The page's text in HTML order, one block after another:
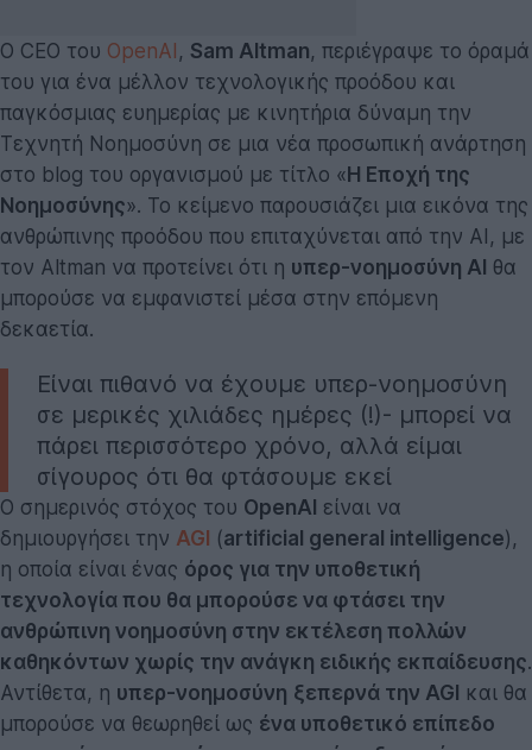
Ο CEO του OpenAI , Sam Altman, περιέγραψε το όραμά
του για ένα μέλλον τεχνολογικής προόδου και
παγκόσμιας ευημερίας με κινητήρια δύναμη την
Τεχνητή Νοημοσύνη σε μια νέα προσωπική ανάρτηση
στο blog του οργανισμού με τίτλο «Η Εποχή της
Νοημοσύνης». Το κείμενο παρουσιάζει μια εικόνα της
ανθρώπινης προόδου που επιταχύνεται από την AI, με
τον Altman να προτείνει ότι η υπερ-νοημοσύνη AI θα
μπορούσε να εμφανιστεί μέσα στην επόμενη
δεκαετία.
Είναι πιθανό να έχουμε υπερ-νοημοσύνη
σε μερικές χιλιάδες ημέρες (!)- μπορεί να
πάρει περισσότερο χρόνο, αλλά είμαι
σίγουρος ότι θα φτάσουμε εκεί
Ο σημερινός στόχος του OpenAI είναι να
δημιουργήσει την AGI (artificial general intelligence),
η οποία είναι ένας όρος για την υποθετική
τεχνολογία που θα μπορούσε να φτάσει την
ανθρώπινη νοημοσύνη στην εκτέλεση πολλών
καθηκόντων χωρίς την ανάγκη ειδικής εκπαίδευσης.
Αντίθετα, η υπερ-νοημοσύνη ξεπερνά την AGI και θα
μπορούσε να θεωρηθεί ως ένα υποθετικό επίπεδο